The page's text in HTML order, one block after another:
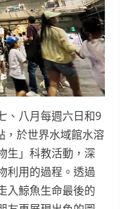
、八月每週六日和9
，於世界水域館水溶
生」科教活動，深
利用的過程。透過
入鯨魚生命最後的